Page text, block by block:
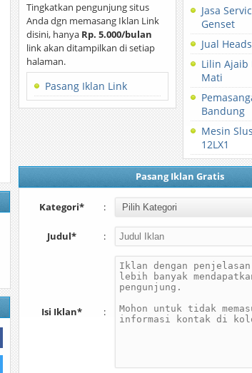
Tingkatkan pengunjung situs
Anda dgn memasang Iklan Link
disini, hanya Rp. 5.000/bulan
link akan ditampilkan di setiap
halaman.
Pasang Iklan Link
Jasa
Genset
Jual
Lilin Ajaib
Mati
Bandung
Mesin
12LX1
Pasang Iklan Gratis
Kategori* :
Judul* :
Isi Iklan* :